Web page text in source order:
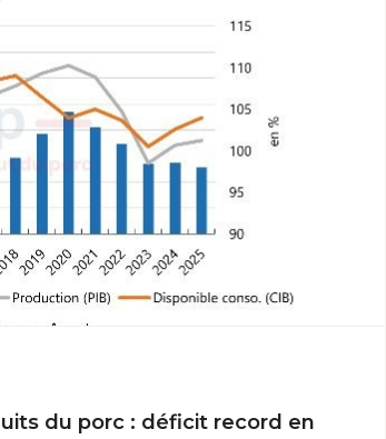
du porc : déficit record en